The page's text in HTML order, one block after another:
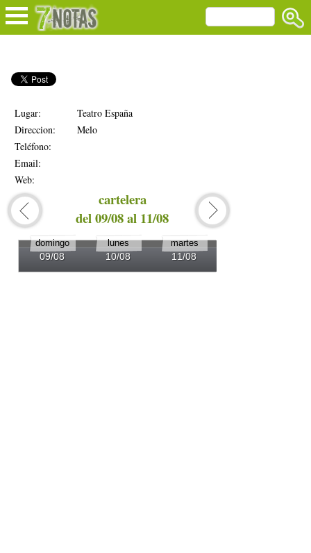
Lugar:
Teatro España
Direccion:
Melo
Teléfono:
Email:
Web:
cartelera
del 09/08 al 11/08
domingo
09/08
lunes
10/08
martes
11/08